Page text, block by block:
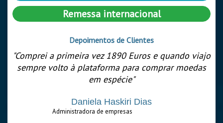
Remessa internacional
Depoimentos de Clientes
"Comprei a primeira vez 1890 Euros e quando viajo
sempre volto à plataforma para comprar moedas
em espécie"
Daniela Haskiri Dias
Administradora de empresas